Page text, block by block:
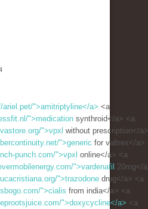
ariel.pet/">amitriptyline</a> <a
">medication synthroid</a> <a
">vpxl without prescription</
">generic for valtrex</a>
punch.com/">vpxl online</a> <a
">vardenafil 20mg</
">trazodone drug</a> <a
">cialis from india</a> <a
">doxycycline</a> <a